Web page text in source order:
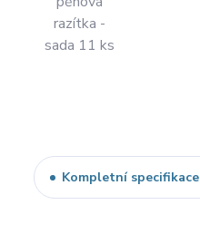
Kompletní specifikace